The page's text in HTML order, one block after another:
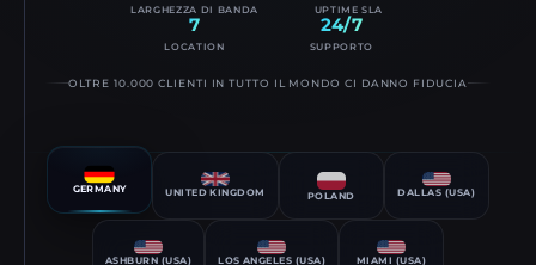
LARGHEZZA DI BANDA UPTIME SLA
7
LOCATION
24/7
SUPPORTO
OLTRE 10.000 CLIENTI IN TUTTO IL MONDO CI DANNO FIDUCIA
GERMANY UNITED KINGDOM POLAND DALLAS (USA)
ASHBURN (USA) LOS ANGELES (USA) MIAMI (USA)